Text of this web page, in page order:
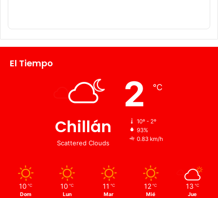
El Tiempo
Chillán
Scattered Clouds
2 ℃
10º - 2º
93%
0.83 km/h
10 ℃
Dom
10 ℃
Lun
11 ℃
Mar
12 ℃
Mié
13 ℃
Jue